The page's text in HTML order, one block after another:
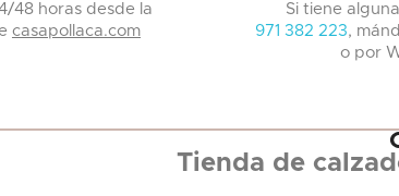
48 horas desde la
casapollaca.com
Si tiene
971 382 223,
o por
Tienda de